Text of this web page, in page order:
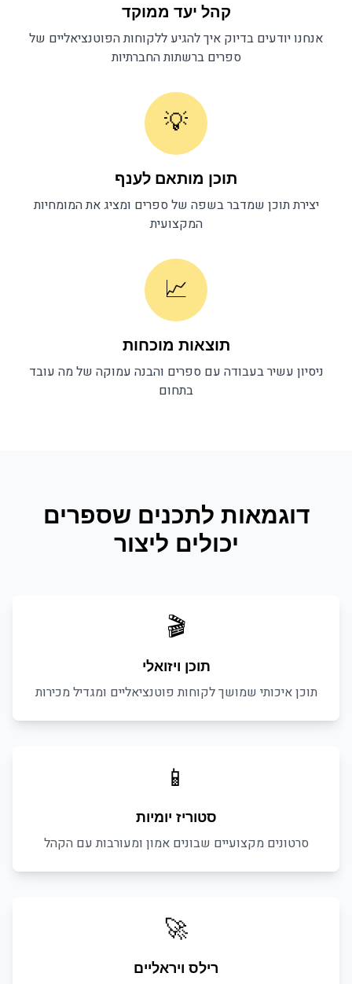
קהל יעד ממוקד
אנחנו יודעים בדיוק איך להגיע ללקוחות הפוטנציאליים של
ספרים ברשתות החברתיות
💡
תוכן מותאם לענף
יצירת תוכן שמדבר בשפה שלספרים ומציג את המומחיות
המקצועית
📈
תוצאות מוכחות
ניסיון עשיר בעבודה עםספרים והבנה עמוקה של מה עובד
בתחום
דוגמאות לתכנים שספרים
יכולים ליצור
🎬
תוכן ויזואלי
תוכן איכותי שמושך לקוחות פוטנציאליים ומגדיל מכירות
📱
סטוריז יומיות
סרטונים מקצועיים שבונים אמון ומעורבות עם הקהל
🚀
רילס ויראליים